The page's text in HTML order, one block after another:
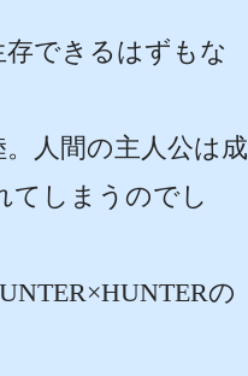
できるはずもな
人間の主人公は成
てしまうのでし
の